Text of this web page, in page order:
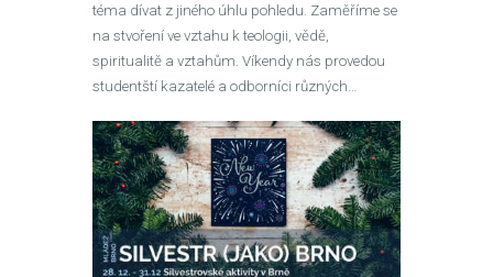
téma dívat z jiného úhlu pohledu. Zaměříme se
na stvoření ve vztahu k teologii, vědě,
spiritualitě a vztahům. Víkendy nás provedou
studentští kazatelé a odborníci různých…